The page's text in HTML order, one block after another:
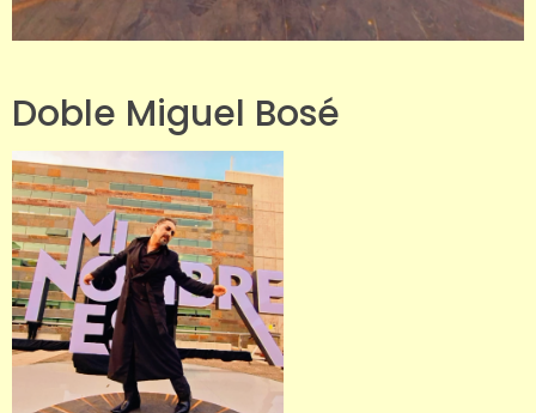
Doble Miguel Bosé